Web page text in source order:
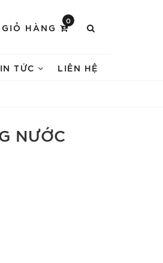
GIỎ HÀNG
0
TỨC LIÊN HỆ
NƯỚC